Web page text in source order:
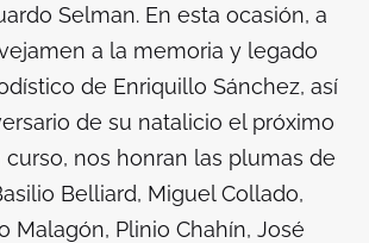
Selman. En esta ocasión, a
a la memoria y legado
de Enriquillo Sánchez, así
de su natalicio el próximo
curso, nos honran las plumas de
Belliard, Miguel Collado,
Malagón, Plinio Chahín, José